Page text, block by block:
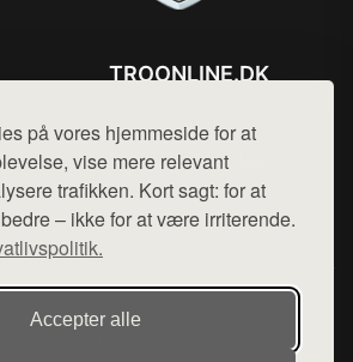
på vores hjemmeside for at
vise mere relevant
trafikken. Kort sagt: for at
– ikke for at være irriterende.
Accepter alle
TROONLINE.DK
Mail: hej@want.dk
Cookie- og privatlivspolitik
af want.dk, der udgiver en række
af forskellige produkter fra